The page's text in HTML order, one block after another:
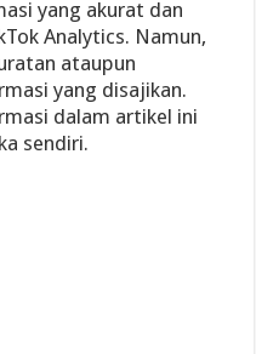
yang akurat dan
Analytics. Namun,
ataupun
yang disajikan.
dalam artikel ini
sendiri.